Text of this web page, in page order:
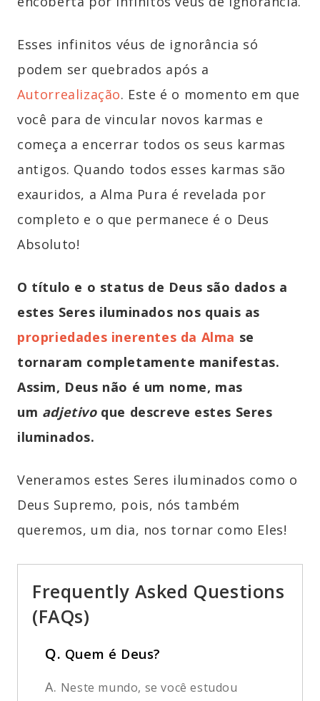
Esses infinitos véus de ignorância só
podem ser quebrados após a
Autorrealização. Este é o momento em que
você para de vincular novos karmas e
começa a encerrar todos os seus karmas
antigos. Quando todos esses karmas são
exauridos, a Alma Pura é revelada por
completo e o que permanece é o Deus
Absoluto!
O título e o status de Deus são dados a
estes Seres iluminados nos quais as
propriedades inerentes da Alma se
tornaram completamente manifestas.
Assim, Deus não é um nome, mas
um adjetivo que descreve estes Seres
iluminados.
Veneramos estes Seres iluminados como o
Deus Supremo, pois, nós também
queremos, um dia, nos tornar como Eles!
Frequently Asked Questions
(FAQs)
Q. Quem é Deus?
A. Neste mundo, se você estudou